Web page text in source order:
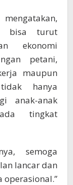
bisa turut
ekonomi
petani,
maupun
hanya
anak-anak
tingkat
semoga
lancar dan
operasional.”